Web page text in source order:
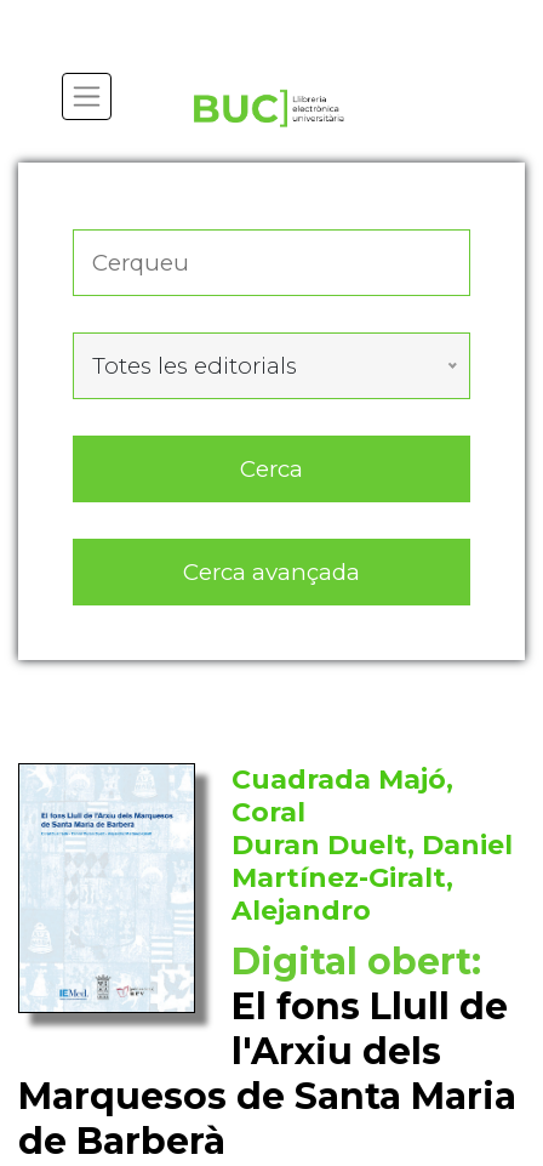
Totes les editorials
Cerca
Cerca avançada
Cuadrada Majó,
Coral
Duran Duelt, Daniel
Martínez-Giralt,
Alejandro
Digital obert:
El fons Llull de
l'Arxiu dels
Marquesos de Santa Maria
de Barberà